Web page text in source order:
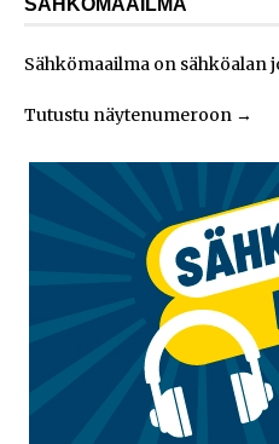
SÄHKÖMAAILMA
Sähkömaailma on sähköalan
Tutustu näytenumeroon →